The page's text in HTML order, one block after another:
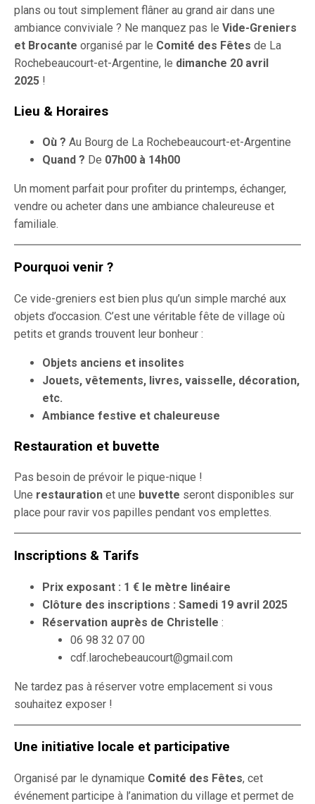
plans ou tout simplement flâner au grand air dans une
ambiance conviviale ? Ne manquez pas le Vide-Greniers
et Brocante organisé par le Comité des Fêtes de La
Rochebeaucourt-et-Argentine, le dimanche 20 avril
2025 !
Lieu & Horaires
Où ? Au Bourg de La Rochebeaucourt-et-Argentine
Quand ? De 07h00 à 14h00
Un moment parfait pour profiter du printemps, échanger,
vendre ou acheter dans une ambiance chaleureuse et
familiale.
Pourquoi venir ?
Ce vide-greniers est bien plus qu’un simple marché aux
objets d’occasion. C’est une véritable fête de village où
petits et grands trouvent leur bonheur :
Objets anciens et insolites
Jouets, vêtements, livres, vaisselle, décoration,
etc.
Ambiance festive et chaleureuse
Restauration et buvette
Pas besoin de prévoir le pique-nique !
Une restauration et une buvette seront disponibles sur
place pour ravir vos papilles pendant vos emplettes.
Inscriptions & Tarifs
Prix exposant : 1 € le mètre linéaire
Clôture des inscriptions : Samedi 19 avril 2025
Réservation auprès de Christelle :
06 98 32 07 00
cdf.larochebeaucourt@gmail.com
Ne tardez pas à réserver votre emplacement si vous
souhaitez exposer !
Une initiative locale et participative
Organisé par le dynamique Comité des Fêtes, cet
événement participe à l’animation du village et permet de